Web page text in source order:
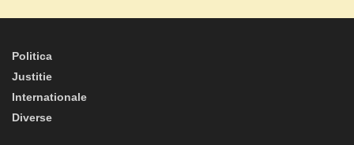
Politica
Justitie
Internationale
Diverse